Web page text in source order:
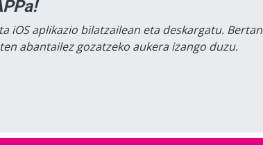
iOS aplikazio bilatzailean eta deskargatu. Bertan
abantailez gozatzeko aukera izango duzu.